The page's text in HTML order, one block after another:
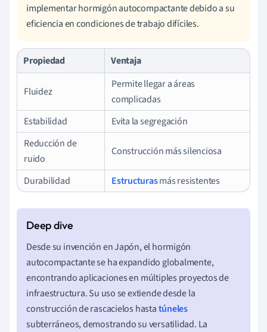
implementar hormigón autocompactante debido a su
eficiencia en condiciones de trabajo difíciles.
Propiedad Ventaja
Fluidez
Permite llegar a áreas
complicadas
Estabilidad
Evita la segregación
Reducción de
ruido
Construcción más silenciosa
Durabilidad Estructurasmás resistentes
Desde su invención en Japón, el hormigón
autocompactante se ha expandido globalmente,
encontrando aplicaciones en múltiples proyectos de
infraestructura. Su uso se extiende desde la
construcción de rascacielos hastatúneles
subterráneos, demostrando su versatilidad. La